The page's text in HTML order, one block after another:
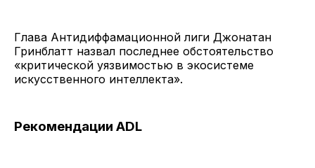
Глава Антидиффамационной лиги Джонатан
Гринблатт назвал последнее обстоятельство
«критической уязвимостью в экосистеме
искусственного интеллекта».
Рекомендации ADL